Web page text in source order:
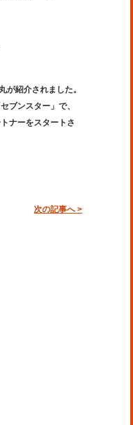
会社概要
が紹介されました。
ブンスター」で、
ナーをスタートさ
次の記事へ >